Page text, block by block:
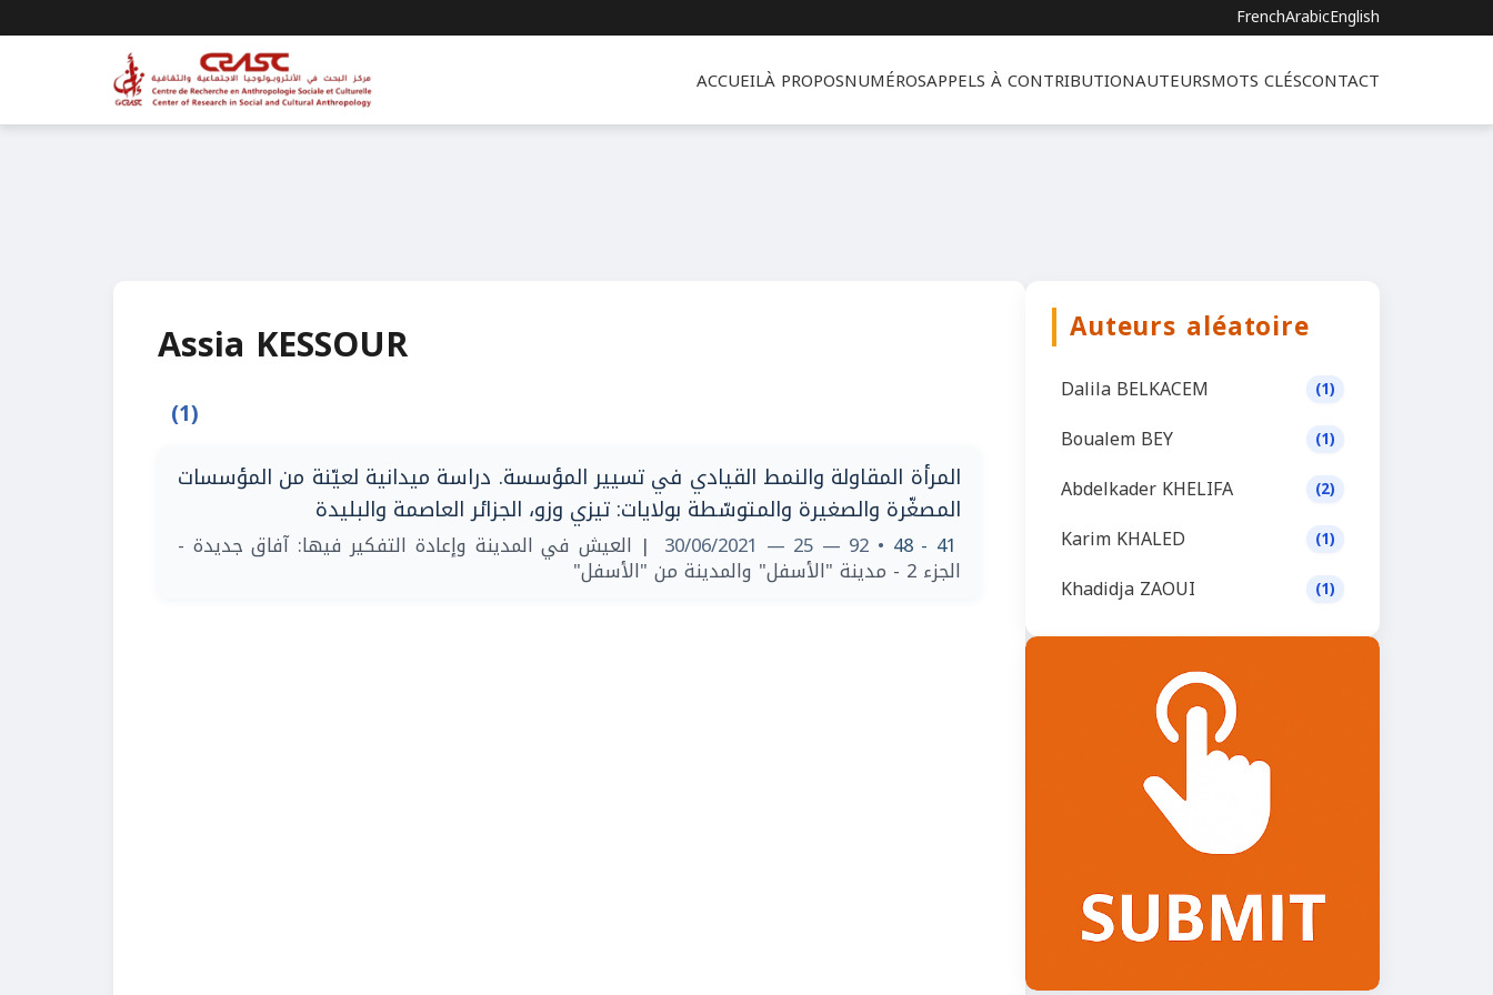
FrenchArabicEnglish
ACCUEILÀ PROPOSNUMÉROSAPPELS À CONTRIBUTIONAUTEURSMOTS CLÉSCONTACT
Assia KESSOUR
(1)
المرأة المقاولة والنمط القيادي في تسيير المؤسسة. دراسة ميدانية لعيّنة من المؤسسات
المصغّرة والصغيرة والمتوسّطة بولايات: تيزي وزو، الجزائر العاصمة والبليدة
41 - 48
• 92 — 25 — 30/06/2021 | العيش في المدينة وإعادة التفكير فيها: آفاق جديدة -
الجزء 2 - مدينة "الأسفل" والمدينة من "الأسفل"
Auteurs aléatoire
Dalila BELKACEM (1)
Boualem BEY (1)
Abdelkader KHELIFA (2)
Karim KHALED (1)
Khadidja ZAOUI (1)